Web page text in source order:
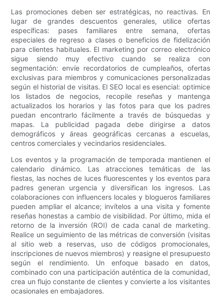
Las promociones deben ser estratégicas, no reactivas. En
lugar de grandes descuentos generales, utilice ofertas
específicas: pases familiares entre semana, ofertas
especiales de regreso a clases o beneficios de fidelización
para clientes habituales. El marketing por correo electrónico
sigue siendo muy efectivo cuando se realiza con
segmentación: envíe recordatorios de cumpleaños, ofertas
exclusivas para miembros y comunicaciones personalizadas
según el historial de visitas. El SEO local es esencial: optimice
los listados de negocios, recopile reseñas y mantenga
actualizados los horarios y las fotos para que los padres
puedan encontrarlo fácilmente a través de búsquedas y
mapas. La publicidad pagada debe dirigirse a datos
demográficos y áreas geográficas cercanas a escuelas,
centros comerciales y vecindarios residenciales.
Los eventos y la programación de temporada mantienen el
calendario dinámico. Las atracciones temáticas de las
fiestas, las noches de luces fluorescentes y los eventos para
padres generan urgencia y diversifican los ingresos. Las
colaboraciones con influencers locales y blogueros familiares
pueden ampliar el alcance; invítelos a una visita y fomente
reseñas honestas a cambio de visibilidad. Por último, mida el
retorno de la inversión (ROI) de cada canal de marketing.
Realice un seguimiento de las métricas de conversión (visitas
al sitio web a reservas, uso de códigos promocionales,
inscripciones de nuevos miembros) y reasigne el presupuesto
según el rendimiento. Un enfoque basado en datos,
combinado con una participación auténtica de la comunidad,
crea un flujo constante de clientes y convierte a los visitantes
ocasionales en embajadores.